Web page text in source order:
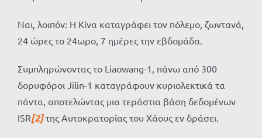
Ναι, λοιπόν: Η Κίνα καταγράφει τον πόλεμο, ζωντανά,
24 ώρες το 24ωρο, 7 ημέρες την εβδομάδα.
Συμπληρώνοντας το Liaowang-1, πάνω από 300
δορυφόροι Jilin-1 καταγράφουν κυριολεκτικά τα
πάντα, αποτελώντας μια τεράστια βάση δεδομένων
ISR[2]της Αυτοκρατορίας του Χάους εν δράσει.